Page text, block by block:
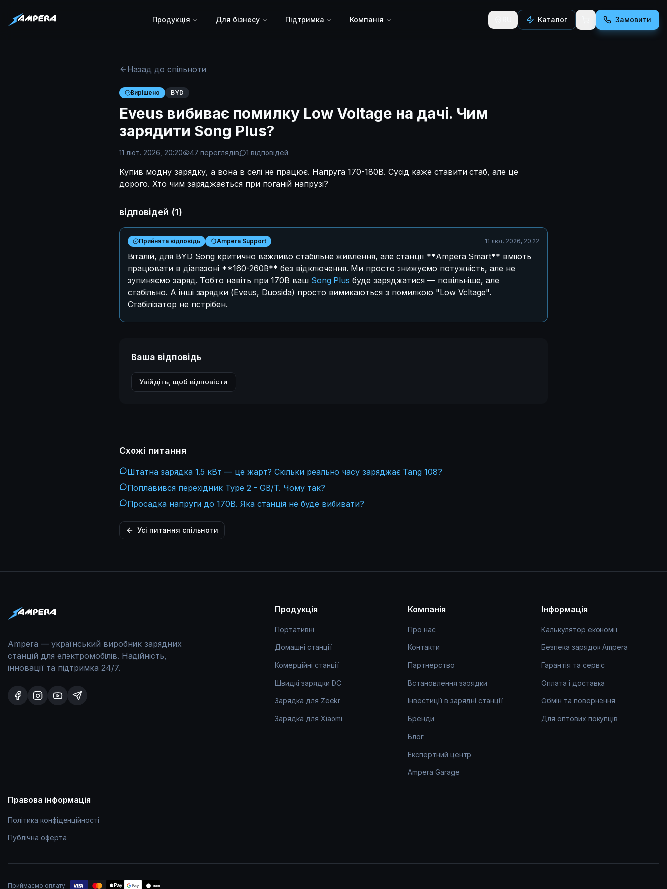
Продукція Для бізнесу Підтримка Компанія Каталог Замовити
Назад до спільноти
Вирішено BYD
Eveus вибиває помилку Low Voltage на дачі. Чим
зарядити Song Plus?
11 лют. 2026, 20:20 47 переглядів 1 відповідей
Купив модну зарядку, а вона в селі не працює. Напруга 170-180В. Сусід каже ставити стаб, але це
дорого. Хто чим заряджається при поганій напрузі?
відповідей (1)
Прийнята відповідь Ampera Support 11 лют. 2026, 20:22
Віталій, для BYD Song критично важливо стабільне живлення, але станції **Ampera Smart** вміють
працювати в діапазоні **160-260В** без відключення. Ми просто знижуємо потужність, але не
зупиняємо заряд. Тобто навіть при 170В ваш Song Plus буде заряджатися — повільніше, але
стабільно. А інші зарядки (Eveus, Duosida) просто вимикаються з помилкою "Low Voltage".
Стабілізатор не потрібен.
Ваша відповідь
Увійдіть, щоб відповісти
Схожі питання
Штатна зарядка 1.5 кВт — це жарт? Скільки реально часу заряджає Tang 108?
Поплавився перехідник Type 2 - GB/T. Чому так?
Просадка напруги до 170В. Яка станція не буде вибивати?
Усі питання спільноти
Ampera — український виробник зарядних
станцій для електромобілів. Надійність,
інновації та підтримка 24/7.
Продукція
Портативні
Домашні станції
Комерційні станції
Швидкі зарядки DC
Зарядка для Zeekr
Зарядка для Xiaomi
Компанія
Про нас
Контакти
Партнерство
Встановлення зарядки
Інвестиції в зарядні станції
Бренди
Блог
Експертний центр
Ampera Garage
Інформація
Калькулятор економії
Безпека зарядок Ampera
Гарантія та сервіс
Оплата і доставка
Обмін та повернення
Для оптових покупців
Правова інформація
Політика конфіденційності
Публічна оферта
Приймаємо оплату: mono